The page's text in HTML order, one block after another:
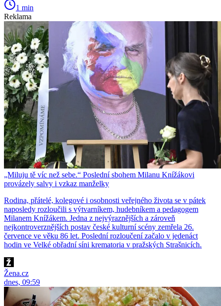
1 min
Reklama
„Miluju tě víc než sebe.“ Poslední sbohem Milanu Knížákovi
provázely salvy i vzkaz manželky
Rodina, přátelé, kolegové i osobnosti veřejného života se v pátek
naposledy rozloučili s výtvarníkem, hudebníkem a pedagogem
Milanem Knížákem. Jedna z nejvýraznějších a zároveň
nejkontroverznějších postav české kulturní scény zemřela 26.
července ve věku 86 let. Poslední rozloučení začalo v jedenáct
hodin ve Velké obřadní síni krematoria v pražských Strašnicích.
Žena.cz
dnes, 09:59